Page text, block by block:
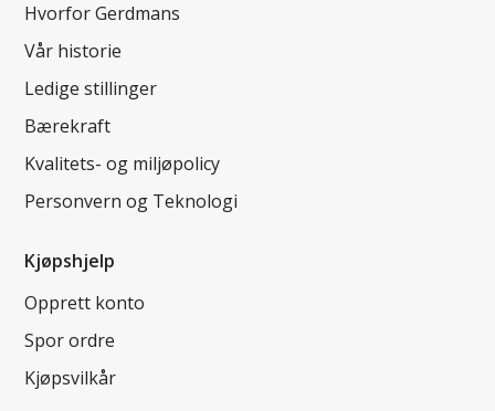
Hvorfor Gerdmans
Vår historie
Ledige stillinger
Bærekraft
Kvalitets- og miljøpolicy
Personvern og Teknologi
Kjøpshjelp
Opprett konto
Spor ordre
Kjøpsvilkår